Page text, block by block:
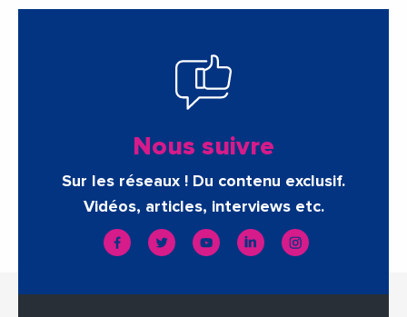
Nous suivre
Sur les réseaux ! Du contenu exclusif.
Vidéos, articles, interviews etc.